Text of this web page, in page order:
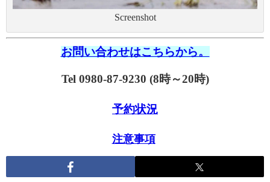
Screenshot
お問い合わせはこちらから。
Tel 0980-87-9230 (8時～20時)
予約状況
注意事項